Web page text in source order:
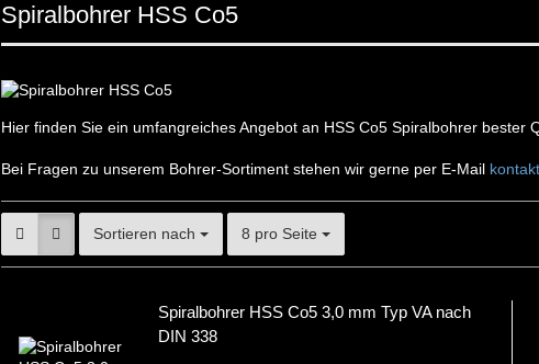
Passwort vergessen?
Spiralbohrer HSS Co5
Hier finden Sie ein umfangreiches Angebot an HSS Co5 Spiralbohrer bester
Bei Fragen zu unserem Bohrer-Sortiment stehen wir gerne per E-Mail
Sortieren nach 8 pro Seite
Spiralbohrer HSS Co5 3,0 mm Typ VA nach
DIN 338